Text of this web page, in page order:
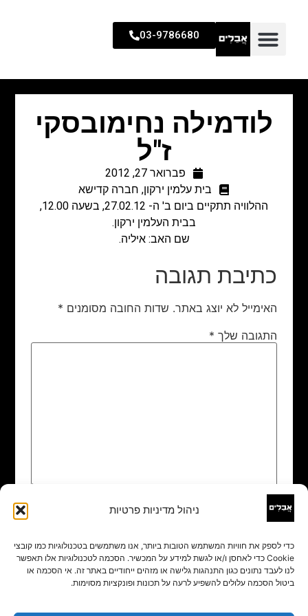
ניהול מדיניות פרטיות
כדי לספק את חוויות המשתמש הטובות ביותר, אנו משתמשים בטכנולוגיות כמו קובצי
Cookie כדי לאחסן ו/או לגשת למידע על המכשיר. הסכמה לטכנולוגיות אלו תאפשר
לנו לעבד נתונים כגון התנהגות גלישה או מזהים ייחודיים באתר זה. אי הסכמה או
ביטול הסכמה עלולים להשפיע לרעה על תכונות ופונקציות מסוימות.
03-9786680
לודמילה נחימובסקי
ז"ל
פברואר 27, 2012
בית עלמין ירקון, חברה קדישא
ההלוויה תתקיים ביום ב' ה- 27.02.12, בשעה 12.00,
בבית העלמין ירקון.
שם האב: איליה.
כתיבת תגובה
האימייל לא יוצג באתר. שדות החובה מסומנים *
התגובה שלך *
שם
אימייל*